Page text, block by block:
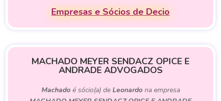
Empresas e Sócios de Decio
MACHADO MEYER SENDACZ OPICE E
ANDRADE ADVOGADOS
Machadoé sócio(a) de Leonardona empresa